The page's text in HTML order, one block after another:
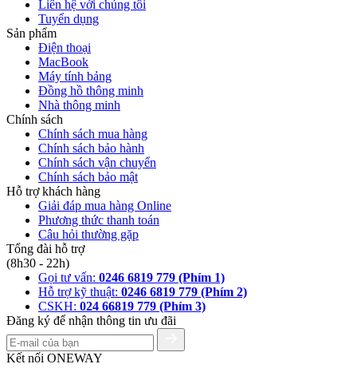
Liên hệ với chúng tôi
Tuyển dụng
Sản phẩm
Điện thoại
MacBook
Máy tính bảng
Đồng hồ thông minh
Nhà thông minh
Chính sách
Chính sách mua hàng
Chính sách bảo hành
Chính sách vận chuyển
Chính sách bảo mật
Hỗ trợ khách hàng
Giải đáp mua hàng Online
Phương thức thanh toán
Câu hỏi thường gặp
Tổng đài hỗ trợ
(8h30 - 22h)
Gọi tư vấn: 0246 6819 779 (Phím 1)
Hỗ trợ kỹ thuật: 0246 6819 779 (Phím 2)
CSKH: 024 66819 779 (Phím 3)
Đăng ký để nhận thông tin ưu đãi
Kết nối ONEWAY